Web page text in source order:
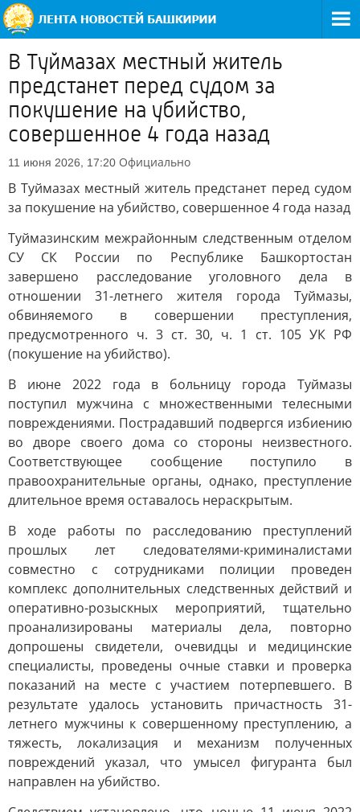
В Туймазах местный житель
предстанет перед судом за
покушение на убийство,
совершенное 4 года назад
11 июня 2026, 17:20 Официально
В Туймазах местный житель предстанет перед судом
за покушение на убийство, совершенное 4 года назад
Туймазинским межрайонным следственным отделом
СУ СК России по Республике Башкортостан
завершено расследование уголовного дела в
отношении 31-летнего жителя города Туймазы,
обвиняемого в совершении преступления,
предусмотренного ч. 3 ст. 30, ч. 1 ст. 105 УК РФ
(покушение на убийство).
В июне 2022 года в больницу города Туймазы
поступил мужчина с множественными телесными
повреждениями. Пострадавший подвергся избиению
во дворе своего дома со стороны неизвестного.
Соответствующее сообщение поступило в
правоохранительные органы, однако, преступление
длительное время оставалось нераскрытым.
В ходе работы по расследованию преступлений
прошлых лет следователями-криминалистами
совместно с сотрудниками полиции проведен
комплекс дополнительных следственных действий и
оперативно-розыскных мероприятий, тщательно
проанализированы материалы дела, повторно
допрошены свидетели, очевидцы и медицинские
специалисты, проведены очные ставки и проверка
показаний на месте с участием потерпевшего. В
результате удалось установить причастность 31-
летнего мужчины к совершенному преступлению, а
тяжесть, локализация и механизм полученных
повреждений указал, что умысел фигуранта был
направлен на убийство.